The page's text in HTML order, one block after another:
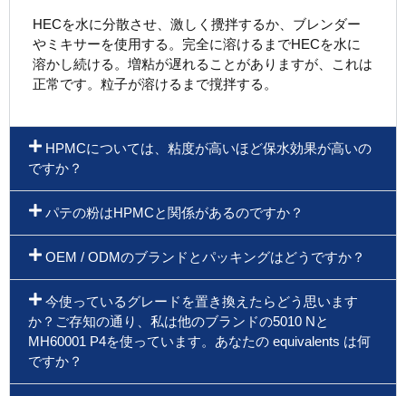
HECを水に分散させ、激しく攪拌するか、ブレンダー
やミキサーを使用する。完全に溶けるまでHECを水に
溶かし続ける。増粘が遅れることがありますが、これは
正常です。粒子が溶けるまで撹拌する。
HPMCについては、粘度が高いほど保水効果が高いの
ですか？
パテの粉はHPMCと関係があるのですか？
OEM / ODMのブランドとパッキングはどうですか？
今使っているグレードを置き換えたらどう思います
か？ご存知の通り、私は他のブランドの5010 Nと
MH60001 P4を使っています。あなたの equivalents は何
ですか？